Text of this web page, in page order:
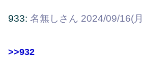
933: 名無しさん 2024/09/16(
>>932